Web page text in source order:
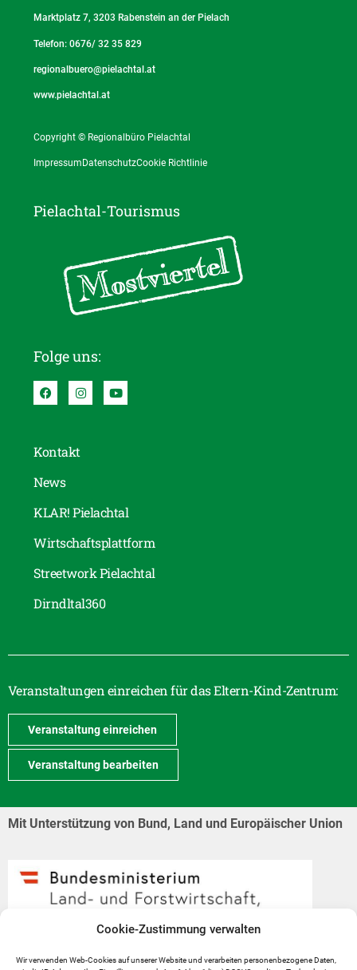
Cookie-Zustimmung verwalten
Wir verwenden Web-Cookies auf unserer Website und verarbeiten personenbezogene Daten,
Marktplatz 7, 3203 Rabenstein an der Pielach
Telefon: 0676/ 32 35 829
regionalbuero@pielachtal.at
www.pielachtal.at
Copyright © Regionalbüro Pielachtal
Impressum DatenschutzCookie Richtlinie
Pielachtal-Tourismus
Folge uns:
Kontakt
News
KLAR! Pielachtal
Wirtschaftsplattform
Streetwork Pielachtal
Dirndltal360
Veranstaltungen einreichen für das Eltern-Kind-Zentrum:
Veranstaltung einreichen
Veranstaltung bearbeiten
Mit Unterstützung von Bund, Land und Europäischer Union